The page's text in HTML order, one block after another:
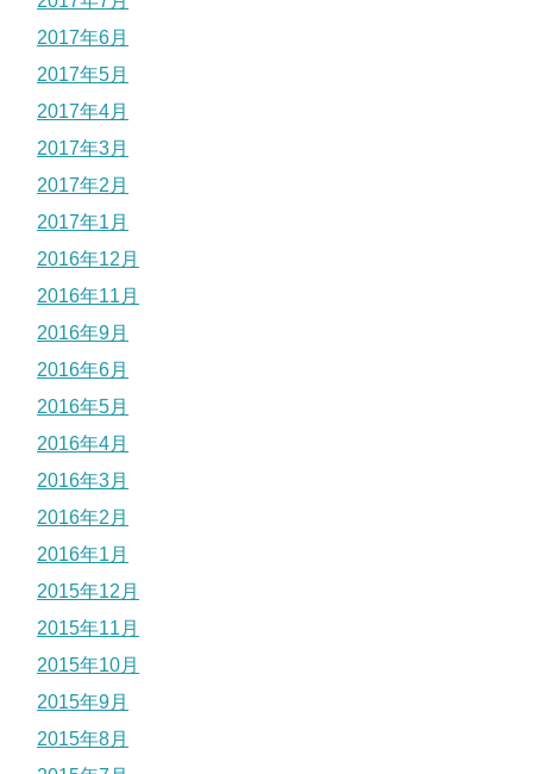
2017年6月
2017年5月
2017年4月
2017年3月
2017年2月
2017年1月
2016年12月
2016年11月
2016年9月
2016年6月
2016年5月
2016年4月
2016年3月
2016年2月
2016年1月
2015年12月
2015年11月
2015年10月
2015年9月
2015年8月